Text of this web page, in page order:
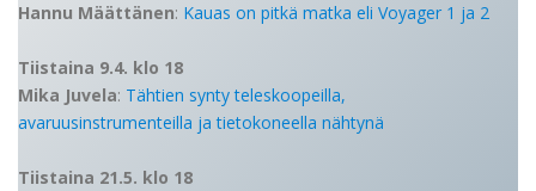
Hannu Määttänen: Kauas on pitkä matka eli Voyager 1 ja 2
Tiistaina 9.4. klo 18
Mika Juvela: Tähtien synty teleskoopeilla,
avaruusinstrumenteilla ja tietokoneella nähtynä
Tiistaina 21.5. klo 18